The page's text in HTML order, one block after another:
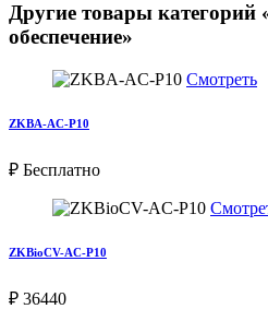
Другие товары
обеспечение»
Смотреть
ZKBA-AC-P10
₽ Бесплатно
ZKBioCV-AC-P10
₽ 36440